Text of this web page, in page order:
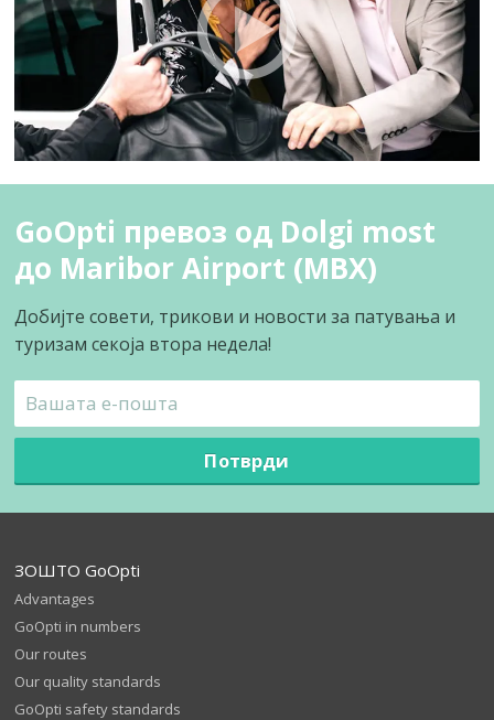
GoOpti превоз од Dolgi most
до Maribor Airport (MBX)
Добијте совети, трикови и новости за патувања и
туризам секоја втора недела!
Потврди
ЗОШТО GoOpti
Advantages
GoOpti in numbers
Our routes
Our quality standards
GoOpti safety standards